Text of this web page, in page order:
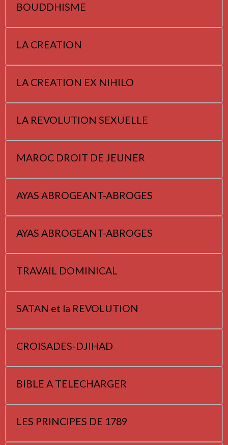
BOUDDHISME
LA CREATION
LA CREATION EX NIHILO
LA REVOLUTION SEXUELLE
MAROC DROIT DE JEUNER
AYAS ABROGEANT-ABROGES
AYAS ABROGEANT-ABROGES
TRAVAIL DOMINICAL
SATAN et la REVOLUTION
CROISADES-DJIHAD
BIBLE A TELECHARGER
LES PRINCIPES DE 1789